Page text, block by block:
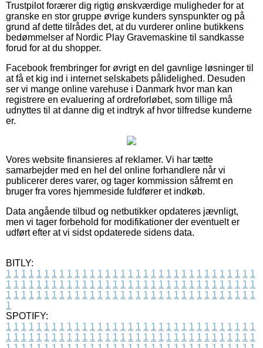
Trustpilot forærer dig rigtig ønskværdige muligheder for at
granske en stor gruppe øvrige kunders synspunkter og på
grund af dette tilrådes det, at du vurderer online butikkens
bedømmelser af Nordic Play Gravemaskine til sandkasse
forud for at du shopper.
Facebook frembringer for øvrigt en del gavnlige løsninger til
at få et kig ind i internet selskabets pålidelighed. Desuden
ser vi mange online varehuse i Danmark hvor man kan
registrere en evaluering af ordreforløbet, som tillige må
udnyttes til at danne dig et indtryk af hvor tilfredse kunderne
er.
Vores website finansieres af reklamer. Vi har tætte
samarbejder med en hel del online forhandlere når vi
publicerer deres varer, og tager kommission såfremt en
bruger fra vores hjemmeside fuldfører et indkøb.
Data angående tilbud og netbutikker opdateres jævnligt,
men vi tager forbehold for modifikationer der eventuelt er
udført efter at vi sidst opdaterede sidens data.
BITLY:
1 1 1 1 1 1 1 1 1 1 1 1 1 1 1 1 1 1 1 1 1 1 1 1 1 1 1 1 1 1 1 1 1
1 1 1 1 1 1 1 1 1 1 1 1 1 1 1 1 1 1 1 1 1 1 1 1 1 1 1 1 1 1 1 1 1
1 1 1 1 1 1 1 1 1 1 1 1 1 1 1 1 1 1 1 1 1 1 1 1 1 1 1 1 1 1 1 1 1
1
SPOTIFY:
1 1 1 1 1 1 1 1 1 1 1 1 1 1 1 1 1 1 1 1 1 1 1 1 1 1 1 1 1 1 1 1 1
1 1 1 1 1 1 1 1 1 1 1 1 1 1 1 1 1 1 1 1 1 1 1 1 1 1 1 1 1 1 1 1 1